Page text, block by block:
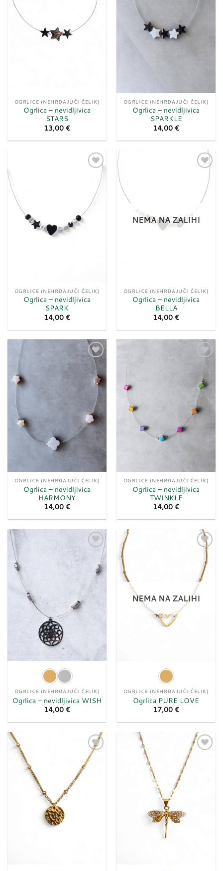
želja
OGRLICE (NEHRĐAJUĆI ČELIK)
Ogrlica – nevidljivica
STARS
13,00 €
želja
OGRLICE (NEHRĐAJUĆI ČELIK)
Ogrlica – nevidljivica
SPARKLE
14,00 €
Dodaj
listu
želja
OGRLICE (NEHRĐAJUĆI ČELIK)
Ogrlica – nevidljivica
SPARK
14,00 €
Dodaj
listu
želja
NEMA NA ZALIHI
OGRLICE (NEHRĐAJUĆI ČELIK)
Ogrlica – nevidljivica
BELLA
14,00 €
Dodaj
u
listu
želja
OGRLICE (NEHRĐAJUĆI ČELIK)
Ogrlica – nevidljivica
HARMONY
14,00 €
listu
želja
OGRLICE (NEHRĐAJUĆI ČELIK)
Ogrlica – nevidljivica
TWINKLE
14,00 €
listu
želja
OGRLICE (NEHRĐAJUĆI ČELIK)
Ogrlica – nevidljivica WISH
14,00 €
Dodaj
listu
želja
NEMA NA ZALIHI
OGRLICE (NEHRĐAJUĆI ČELIK)
Ogrlica PURE LOVE
17,00 €
Dodaj